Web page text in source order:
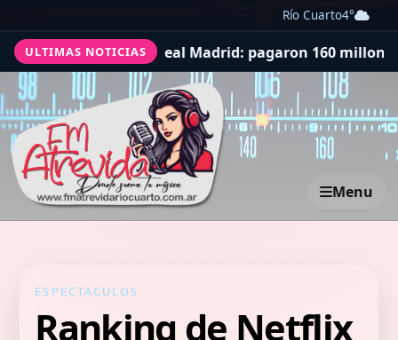
Río Cuarto4°
ULTIMAS NOTICIAS
la historia de Real Madrid: pagaron 160 millones de
Menu
ESPECTACULOS
Ranking de Netflix